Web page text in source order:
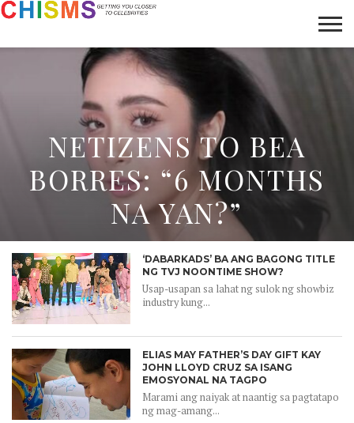
LIFESTYLE
GALLERY
ARTICLES
ABOUT
NETIZENS TO BEA
BORRES: “6 MONTHS
NA YAN?”
‘DABARKADS’ BA ANG BAGONG TITLE
NG TVJ NOONTIME SHOW?
Usap-usapan sa lahat ng sulok ng showbiz
industry kung...
ELIAS MAY FATHER’S DAY GIFT KAY
JOHN LLOYD CRUZ SA ISANG
EMOSYONAL NA TAGPO
Marami ang naiyak at naantig sa pagtatapo
ng mag-amang...